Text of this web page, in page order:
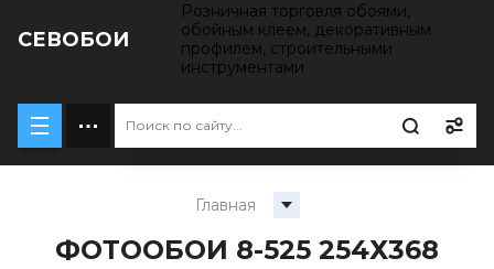
СЕВОБОИ
Розничная торговля обоями,
обойным клеем, декоративным
профилем, строительными
инструментами
Главная
ФОТООБОИ 8-525 254Х368